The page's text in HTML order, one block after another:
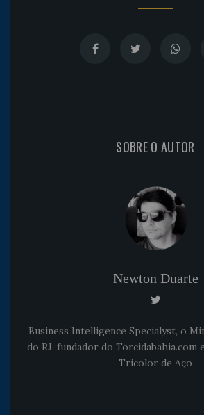
SOBRE O AUTOR
Newton Duarte
Business Intelligence Specialyst, o
do RJ, fundador do Torcidabahia.com
Tricolor de Aço